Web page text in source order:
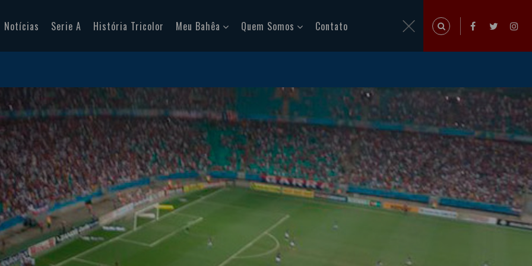
Notícias Serie A História Tricolor Meu Bahêa Quem Somos Contato